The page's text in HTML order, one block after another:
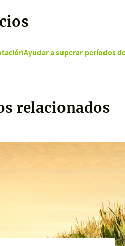
Ayudar a superar períodos
relacionados